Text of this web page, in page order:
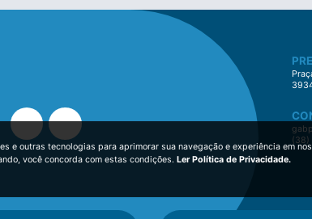
(38)
e outras tecnologias para aprimorar sua navegação e experiência em
você concorda com estas condições. Ler Política de Privacidade.